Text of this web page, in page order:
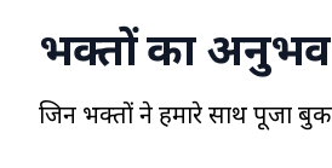
भक्तों का अनुभव
जिन भक्तों ने हमारे साथ पूजा